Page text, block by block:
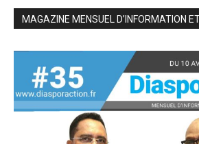
MAGAZINE MENSUEL D’INFORMATION